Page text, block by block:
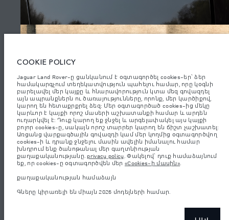
ԷՔՍՏԵՐԻԵՐ
(5)
Jaguar Land Rover Limited: Registered office: Abbey Road, Whitley,
Coventry CV3 4LF. Registered in England No: 1672070 The figures
provided are as a result of official manufacturer's tests in accordance with
from market to market and are subject to change without notice. Please
contact your local dealer for local availability and prices.
Նշված կշիռներն արտացոլում են մեքենայի ստանդարտ
բնութագրերը։ Աքսեսուարները և արտադրությունից հետո
տեղադրված այլ պարագաներն ազդում են օգտակար բեռով
բեռնունակության վրա։ Համոզվե՛ք, որ աքսեսուարներով,
ուղևորներով, հեղուկով, վառելիքով և օգտակար բեռով մեքենայի
բեռնվածության ժամանակ մեքենայի համախառն քաշը և առանցքի
առավելագույն բեռնվածությունը չեն գերազանցվում։
Կարևոր գրառում պատկերների և տեխնիկական բնութագրերի
վերաբերյալ:Կիսահաղորդիչների համաշխարհային պակասը
ներկայումս ազդում է տրանսպորտային միջոցների տեխնիկական
բնութագրերի, տարբերակների առկայության և պատրաստման
ժամկետների վրա: Արդյունքում ներկայումս վեբկայքում
օգտագործվող պատկերները կարող են ամբողջությամբ
գունային սխեմաների ընթացիկ տեխնիկական բնութագրերը:
կկարողանա ներկայացնել ձեզ առկա ցանկացած
COOKIE POLICY
Jaguar Land Rover-ը ցանկանում է օգտագործել cookies-եր՝ ձեր
համակարգչում տեղեկատվություն պահելու համար, որը կօգնի
բարելավել մեր կայքը և հնարավորություն կտա մեզ գովազդել
այն ապրանքներն ու ծառայությունները, որոնք, մեր կարծիքով,
կարող են հետաքրքրել ձեզ: Մեր օգտագործած cookies-ից մեկը
կարևոր է կայքի որոշ մասերի աշխատանքի համար և արդեն
ուղարկվել է: Դուք կարող եք ջնջել և արգելափակել այս կայքի
բոլոր cookies-ը, սակայն որոշ տարրեր կարող են ճիշտ չաշխատել:
Առցանց վարքագծային գովազդի կամ մեր կողմից օգտագործվող
cookies-ի և դրանք ջնջելու մասին ավելին իմանալու համար
խնդրում ենք ծանոթանալ մեր գաղտնիության
քաղաքականությանը.privacy policy. Փակելով՝ դուք համաձայնում
եք, որ cookies-ը օգտագործվեն մեր «Cookies-ի մասին».
քաղաքականության համաձայն
Գները կիրառելի են միայն 2026 մոդելների համար.